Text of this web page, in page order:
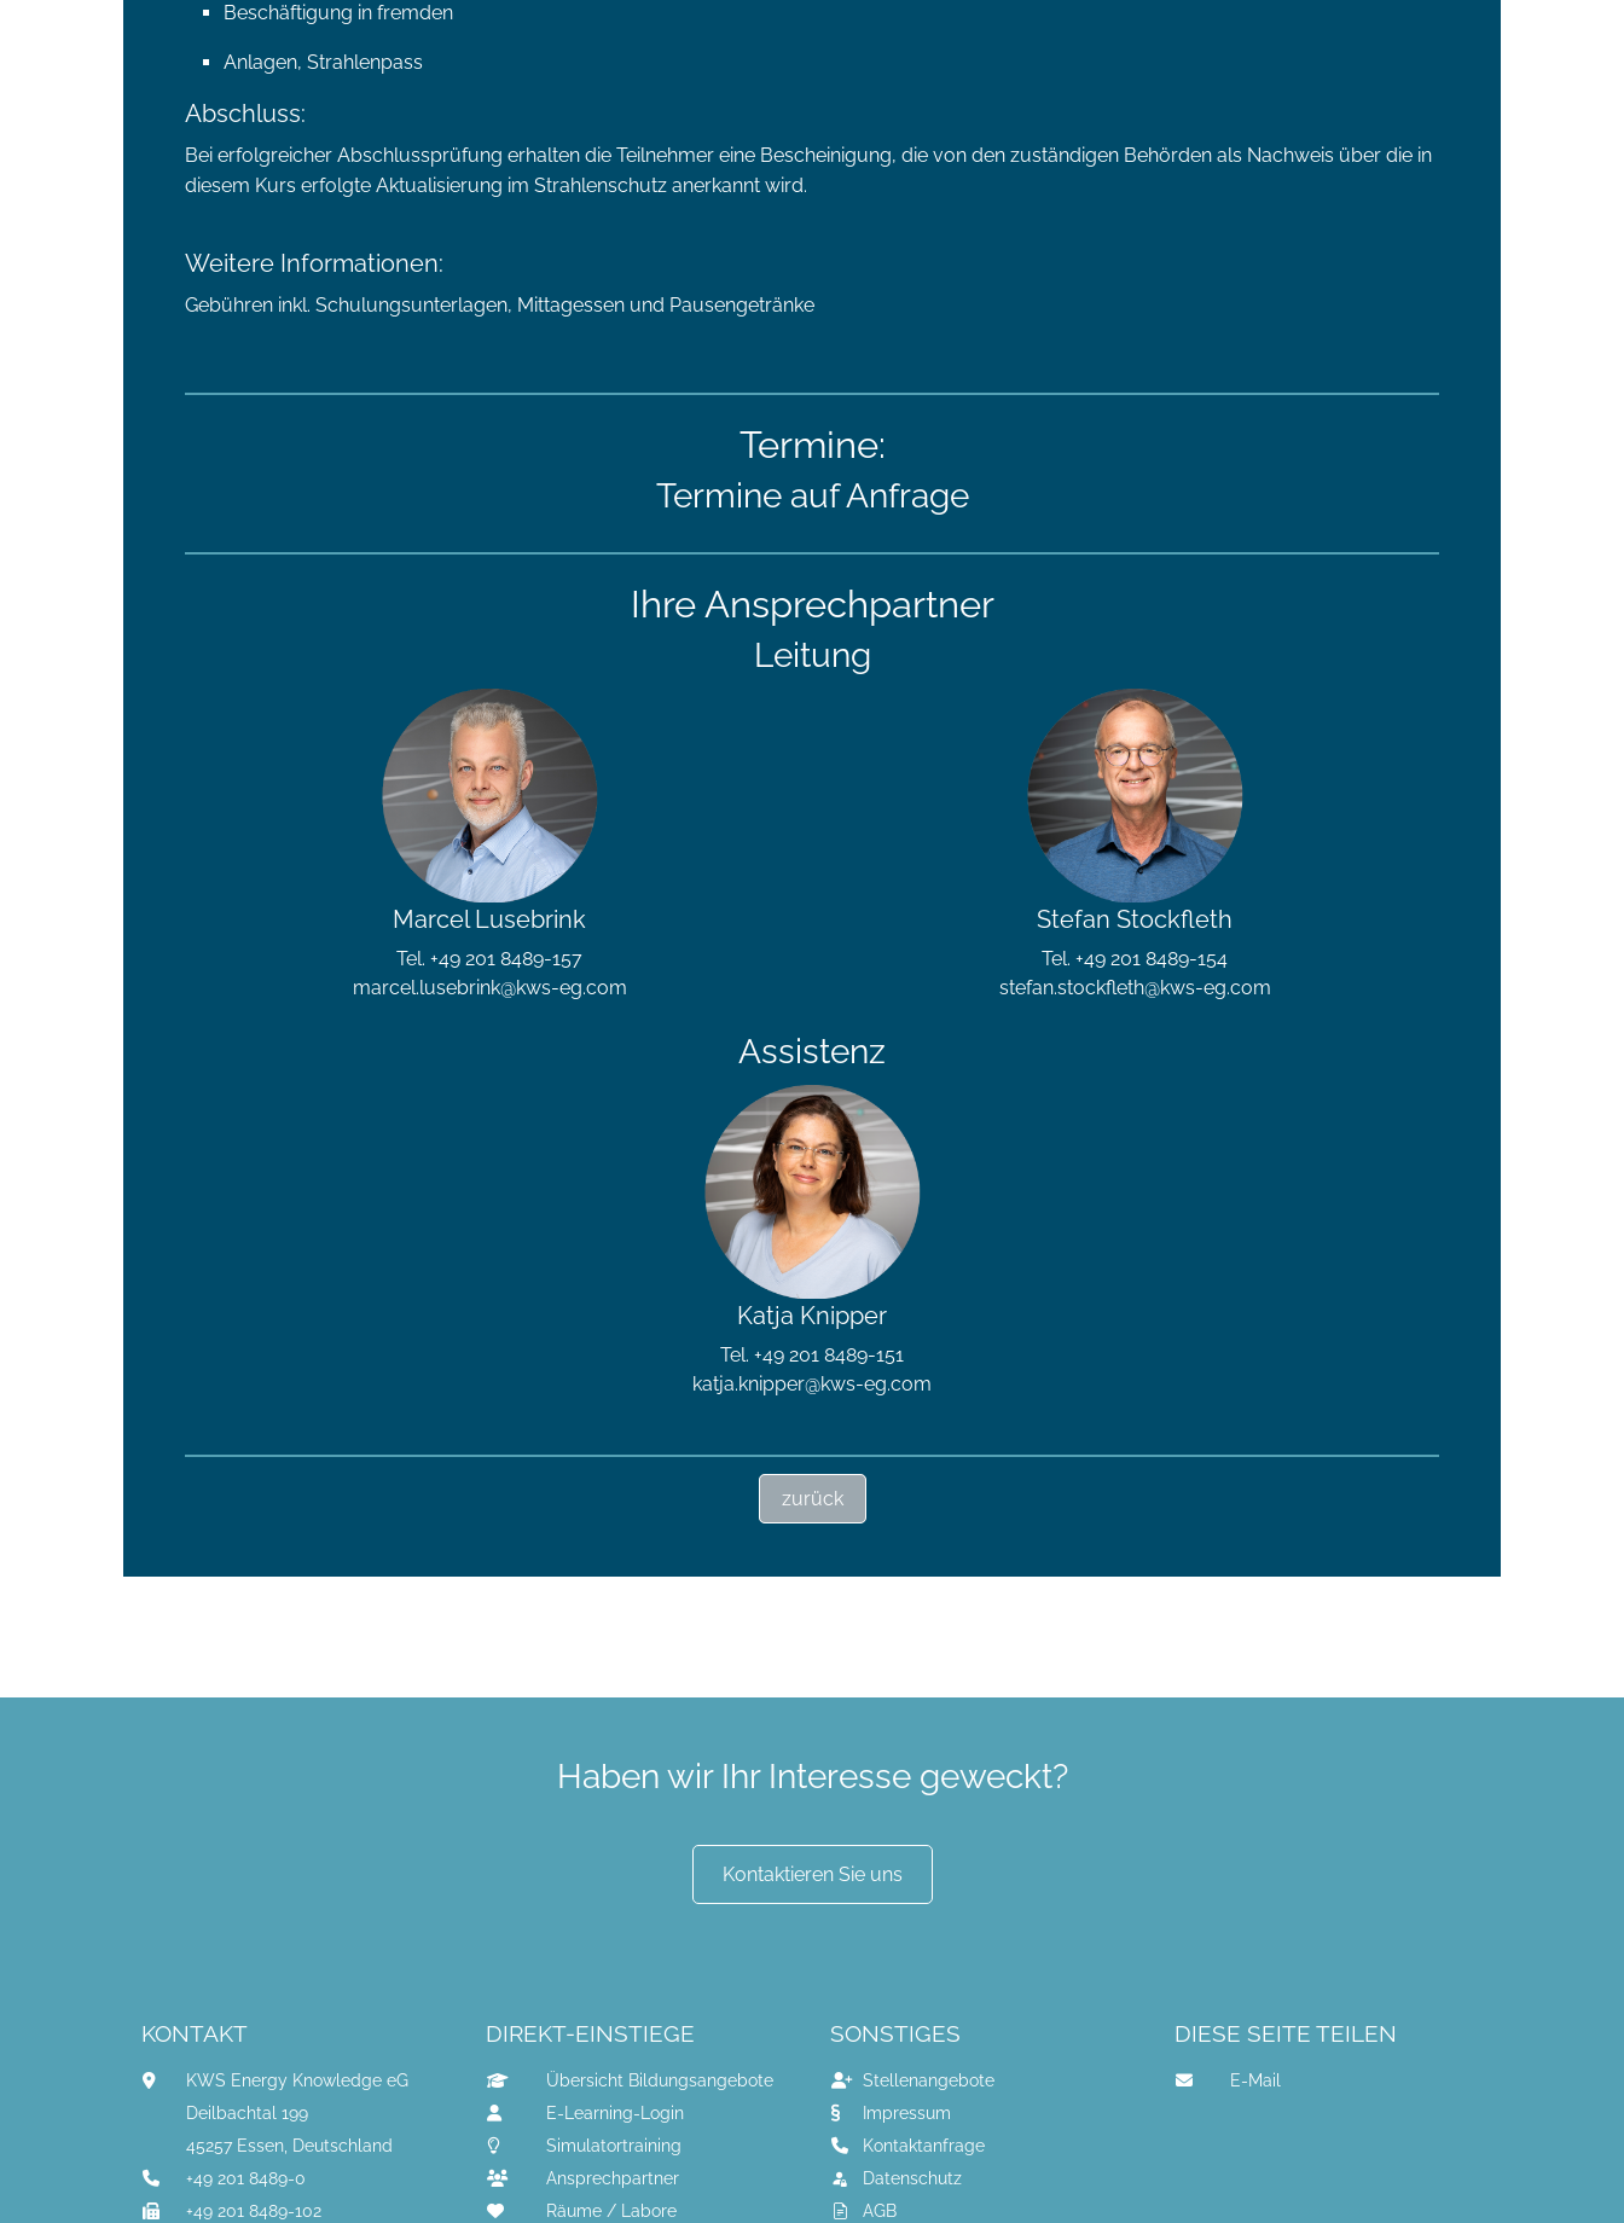
Beschäftigung in fremden
Anlagen, Strahlenpass
Abschluss:
Bei erfolgreicher Abschlussprüfung erhalten die Teilnehmer eine Bescheinigung, die von den zuständigen Behörden als Nachweis über die in
diesem Kurs erfolgte Aktualisierung im Strahlenschutz anerkannt wird.
Weitere Informationen:
Gebühren inkl. Schulungsunterlagen, Mittagessen und Pausengetränke
Termine:
Termine auf Anfrage
Ihre Ansprechpartner
Leitung
Marcel Lusebrink
Tel. +49 201 8489-157
marcel.lusebrink@kws-eg.com
Stefan Stockfleth
Tel. +49 201 8489-154
stefan.stockfleth@kws-eg.com
Assistenz
Katja Knipper
Tel. +49 201 8489-151
katja.knipper@kws-eg.com
zurück
Haben wir Ihr Interesse geweckt?
Kontaktieren Sie uns
KONTAKT
KWS Energy Knowledge eG
Deilbachtal 199
45257 Essen, Deutschland
+49 201 8489-0
+49 201 8489-102
DIREKT-EINSTIEGE
Übersicht Bildungsangebote
E-Learning-Login
Simulatortraining
Ansprechpartner
Räume / Labore
SONSTIGES
Stellenangebote
Impressum
Kontaktanfrage
Datenschutz
AGB
DIESE SEITE TEILEN
E-Mail